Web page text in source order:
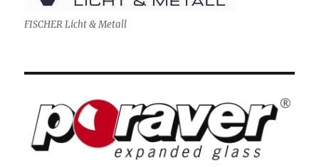
FISCHER Licht & Metall